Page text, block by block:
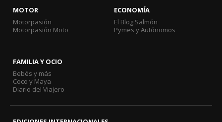
MOTOR
Motorpasión
Motorpasión Moto
ECONOMÍA
El Blog Salmón
Pymes y Autónomos
FAMILIA Y OCIO
Bebés y más
Coco y Maya
Diario del Viajero